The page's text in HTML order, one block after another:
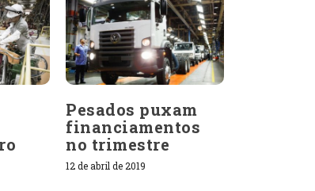
Pesados puxam
financiamentos
no trimestre
12 de abril de 2019